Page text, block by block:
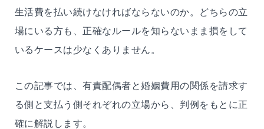
生活費を払い続けなければならないのか。どちらの立
場にいる方も、正確なルールを知らないまま損をして
いるケースは少なくありません。
この記事では、有責配偶者と婚姻費用の関係を請求す
る側と支払う側それぞれの立場から、判例をもとに正
確に解説します。